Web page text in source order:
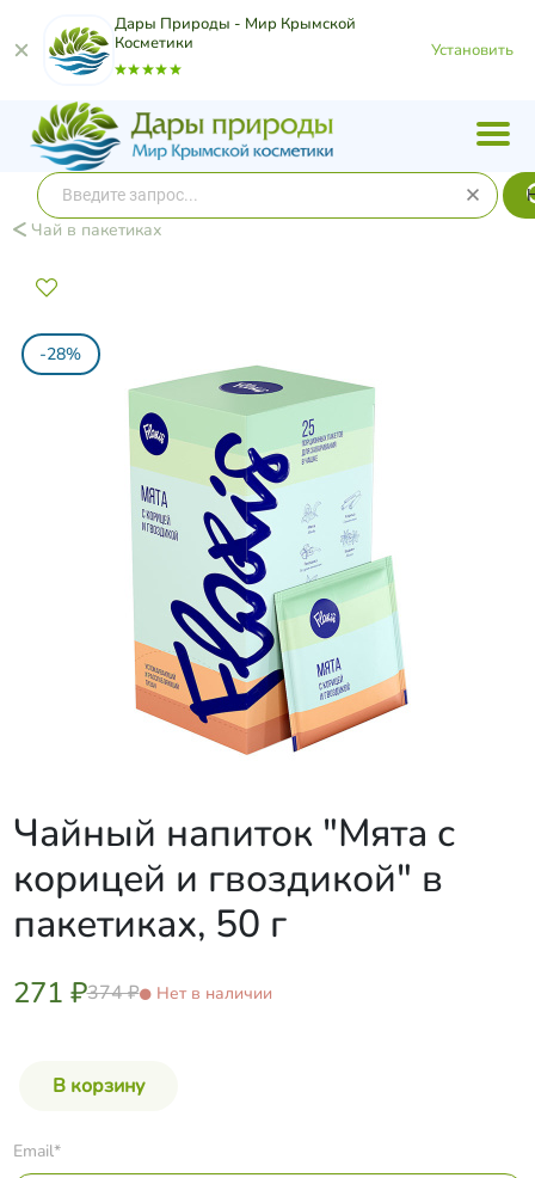
Дары Природы - Мир Крымской
Косметики
Установить
Чай в пакетиках
-28%
Чайный напиток "Мята с
корицей и гвоздикой" в
пакетиках, 50 г
271 ₽374 ₽ Нет в наличии
Email*